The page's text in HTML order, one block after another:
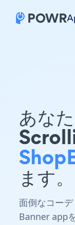
あな
ます。
面倒なコー
Banner app